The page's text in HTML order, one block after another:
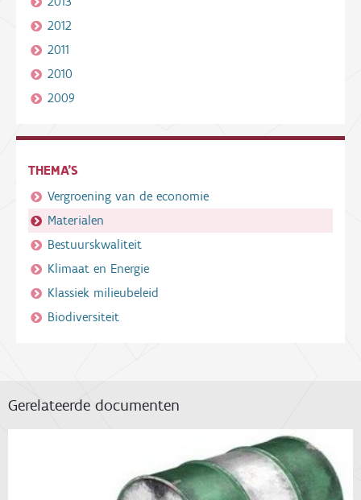
2012
2011
2010
2009
THEMA'S
Vergroening van de economie
Materialen
Bestuurskwaliteit
Klimaat en Energie
Klassiek milieubeleid
Biodiversiteit
Gerelateerde documenten